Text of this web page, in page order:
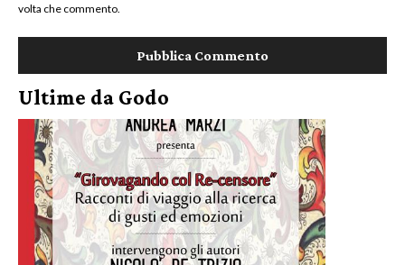
volta che commento.
Ultime da Godo